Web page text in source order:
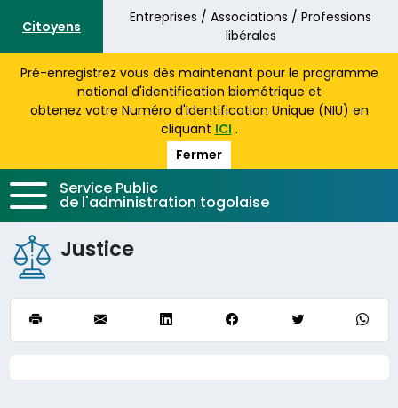
Aller au contenu principal
Citoyens
Entreprises / Associations / Professions
libérales
Pré-enregistrez vous dès maintenant pour le programme
national d'identification biométrique et
obtenez votre Numéro d'Identification Unique (NIU) en
cliquant ICI .
Fermer
Service Public
de l'administration togolaise
Justice